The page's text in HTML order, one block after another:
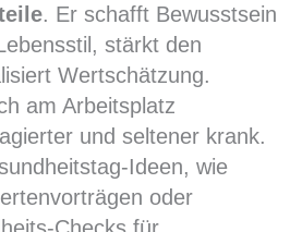
. Er schafft Bewusstsein
stärkt den
Wertschätzung.
am Arbeitsplatz
und seltener krank.
Ideen, wie
oder